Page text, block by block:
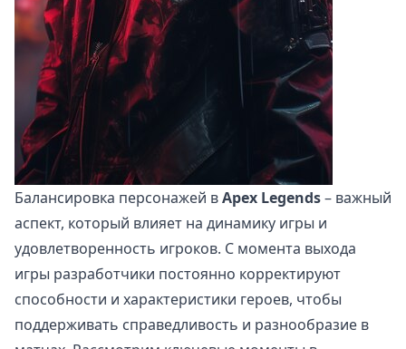
Балансировка персонажей вApex Legends– важный
аспект, который влияет на динамику игры и
удовлетворенность игроков. С момента выхода
игры разработчики постоянно корректируют
способности и характеристики героев, чтобы
поддерживать справедливость и разнообразие в